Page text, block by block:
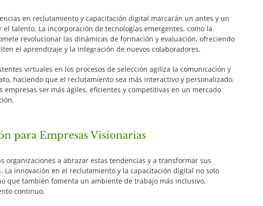
en reclutamiento y capacitación digital marcarán un antes y un
talento. La incorporación de tecnologías emergentes, como la
revolucionar las dinámicas de formación y evaluación, ofreciendo
el aprendizaje y la integración de nuevos colaboradores.
virtuales en los procesos de selección agiliza la comunicación y
haciendo que el reclutamiento sea más interactivo y personalizado.
empresas ser más ágiles, eficientes y competitivas en un mercado
para Empresas Visionarias
organizaciones a abrazar estas tendencias y a transformar sus
La innovación en el reclutamiento y la capacitación digital no solo
que también fomenta un ambiente de trabajo más inclusivo,
continuo.